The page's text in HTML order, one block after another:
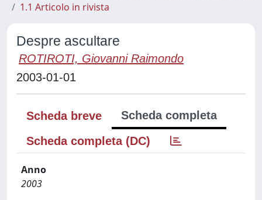
1.1 Articolo in rivista
Despre ascultare
ROTIROTI, Giovanni Raimondo
2003-01-01
Scheda breve
Scheda completa
Scheda completa (DC)
Anno
2003